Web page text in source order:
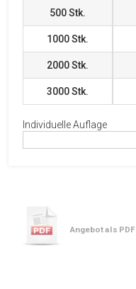
500Stk.
1000Stk.
2000Stk.
3000Stk.
Individuelle Auflage
Angebot als PDF